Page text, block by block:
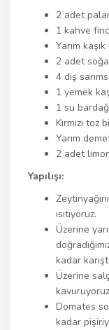
2 adet
1 kahve
Yarım
2 adet
4 diş
1 yemek
1 su
Kırmızı
Yarım
2 adet
Yapılışı:
ısıtıyoruz.
Üzerine
kadar
Üzerine
Domates
kadar